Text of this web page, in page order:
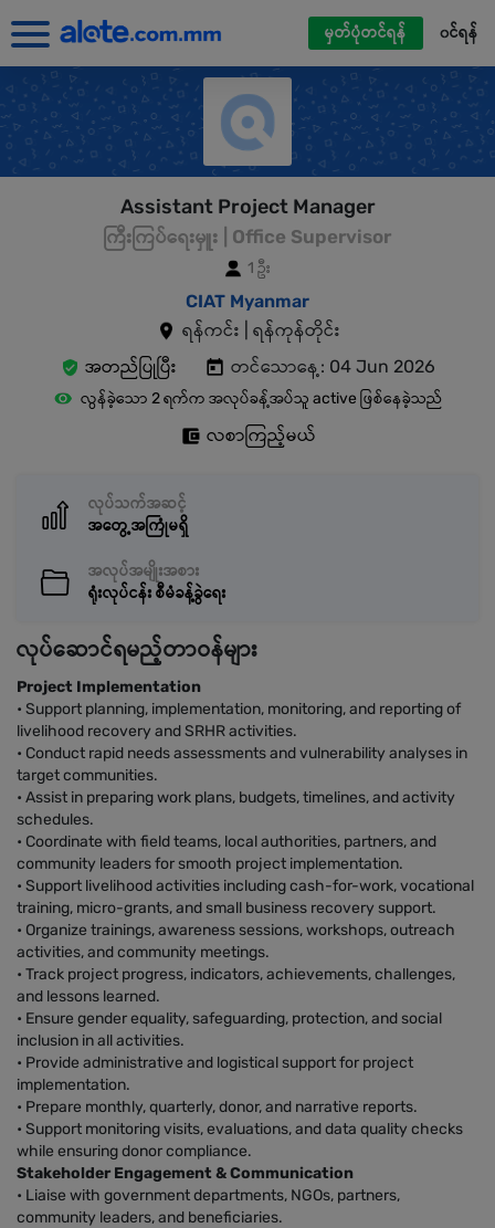
မှတ်ပုံတင်ရန် ၀င်ရန်
Assistant Project Manager
ကြီးကြပ်ရေးမှူး | Office Supervisor
1 ဦး
CIAT Myanmar
ရန်ကင်း | ရန်ကုန်တိုင်း
အတည်ပြုပြီး
တင်သောနေ့: 04 Jun 2026
လွန်ခဲ့သော 2 ရက်က အလုပ်ခန့်အပ်သူ active ဖြစ်နေခဲ့သည်
လစာကြည့်မယ်
လုပ်သက်အဆင့်
အတွေ့အကြုံမရှိ
အလုပ်အမျိုးအစား
ရုံးလုပ်ငန်း စီမံခန့်ခွဲရေး
လုပ်ဆောင်ရမည့်တာဝန်များ
Project Implementation
• Support planning, implementation, monitoring, and reporting of
livelihood recovery and SRHR activities.
• Conduct rapid needs assessments and vulnerability analyses in
target communities.
• Assist in preparing work plans, budgets, timelines, and activity
schedules.
• Coordinate with field teams, local authorities, partners, and
community leaders for smooth project implementation.
• Support livelihood activities including cash-for-work, vocational
training, micro-grants, and small business recovery support.
• Organize trainings, awareness sessions, workshops, outreach
activities, and community meetings.
• Track project progress, indicators, achievements, challenges,
and lessons learned.
• Ensure gender equality, safeguarding, protection, and social
inclusion in all activities.
• Provide administrative and logistical support for project
implementation.
• Prepare monthly, quarterly, donor, and narrative reports.
• Support monitoring visits, evaluations, and data quality checks
while ensuring donor compliance.
Stakeholder Engagement & Communication
• Liaise with government departments, NGOs, partners,
community leaders, and beneficiaries.